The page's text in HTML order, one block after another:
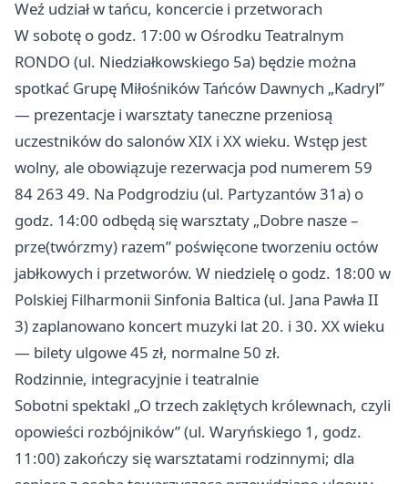
Weź udział w tańcu, koncercie i przetworach
W sobotę o godz. 17:00 w Ośrodku Teatralnym
RONDO (ul. Niedziałkowskiego 5a) będzie można
spotkać Grupę Miłośników Tańców Dawnych „Kadryl”
— prezentacje i warsztaty taneczne przeniosą
uczestników do salonów XIX i XX wieku. Wstęp jest
wolny, ale obowiązuje rezerwacja pod numerem 59
84 263 49. Na Podgrodziu (ul. Partyzantów 31a) o
godz. 14:00 odbędą się warsztaty „Dobre nasze –
prze(twórzmy) razem” poświęcone tworzeniu octów
jabłkowych i przetworów. W niedzielę o godz. 18:00 w
Polskiej Filharmonii Sinfonia Baltica (ul. Jana Pawła II
3) zaplanowano koncert muzyki lat 20. i 30. XX wieku
— bilety ulgowe 45 zł, normalne 50 zł.
Rodzinnie, integracyjnie i teatralnie
Sobotni spektakl „O trzech zaklętych królewnach, czyli
opowieści rozbójników” (ul. Waryńskiego 1, godz.
11:00) zakończy się warsztatami rodzinnymi; dla